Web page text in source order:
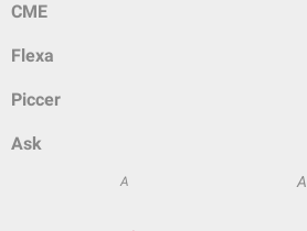
CME
Flexa
Piccer
Ask
A A